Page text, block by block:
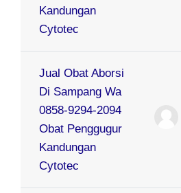
Kandungan
Cytotec
Jual Obat Aborsi
Di Sampang Wa
0858-9294-2094
Obat Penggugur
Kandungan
Cytotec